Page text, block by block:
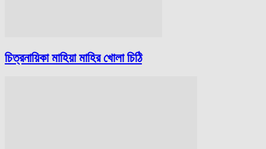
চিত্রনায়িকা মাহিয়া মাহির খোলা চিঠি